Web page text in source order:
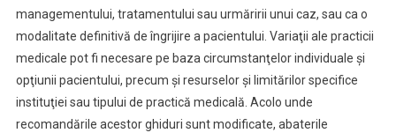
managementului, tratamentului sau urmăririi unui caz, sau ca o
modalitate definitivă de îngrijire a pacientului. Variaţii ale practicii
medicale pot fi necesare pe baza circumstanţelor individuale şi
opţiunii pacientului, precum şi resurselor şi limitărilor specifice
instituţiei sau tipului de practică medicală. Acolo unde
recomandările acestor ghiduri sunt modificate, abaterile